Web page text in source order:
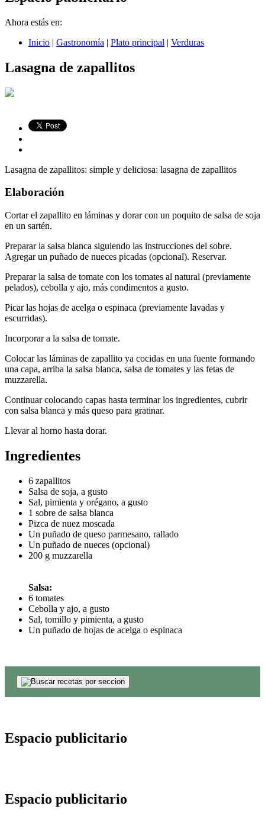
Ahora estás en:
Inicio | Gastronomía | Plato principal | Verduras
Lasagna de zapallitos
Lasagna de zapallitos: simple y deliciosa: lasagna de zapallitos
Elaboración
Cortar el zapallito en láminas y dorar con un poquito de salsa de soja
en un sartén.
Preparar la salsa blanca siguiendo las instrucciones del sobre.
Agregar un puñado de nueces picadas (opcional). Reservar.
Preparar la salsa de tomate con los tomates al natural (previamente
pelados), cebolla y ajo, más condimentos a gusto.
Picar las hojas de acelga o espinaca (previamente lavadas y
escurridas).
Incorporar a la salsa de tomate.
Colocar las láminas de zapallito ya cocidas en una fuente formando
una capa, arriba la salsa blanca, salsa de tomates y las fetas de
muzzarella.
Continuar colocando capas hasta terminar los ingredientes, cubrir
con salsa blanca y más queso para gratinar.
Llevar al horno hasta dorar.
Ingredientes
6 zapallitos
Salsa de soja, a gusto
Sal, pimienta y orégano, a gusto
1 sobre de salsa blanca
Pizca de nuez moscada
Un puñado de queso parmesano, rallado
Un puñado de nueces (opcional)
200 g muzzarella
Salsa:
6 tomates
Cebolla y ajo, a gusto
Sal, tomillo y pimienta, a gusto
Un puñado de hojas de acelga o espinaca
Espacio publicitario
Espacio publicitario